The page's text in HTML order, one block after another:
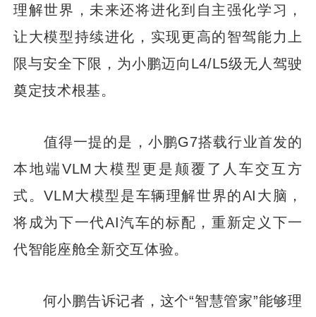
理解世界，未来还将进化到自主强化学习，
让大模型持续进化，实现更高的智驾能力上
限与安全下限，为小鹏迈向L4/L5级无人驾驶
奠定技术根基。
值得一提的是，小鹏G7搭载行业首发的
本地端VLM大模型更是颠覆了人车交互方
式。VLM大模型是车辆理解世界的AI大脑，
将成为下一代AI汽车的标配，重新定义下一
代智能座舱全新交互体验。
何小鹏告诉记者，这个“智慧管家”能够理